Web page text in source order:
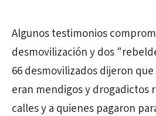
Algunos testimonios
desmovilización y dos
66 desmovilizados dijeron
eran mendigos y drogadictos
calles y a quienes pagaron